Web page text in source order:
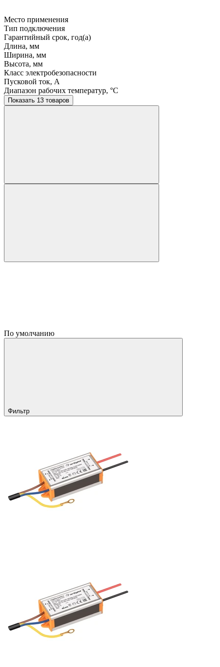
Место применения
Тип подключения
Гарантийный срок, год(а)
Длина, мм
Ширина, мм
Высота, мм
Класс электробезопасности
Пусковой ток, A
Диапазон рабочих температур, °C
Показать 13 товаров
По умолчанию
Фильтр